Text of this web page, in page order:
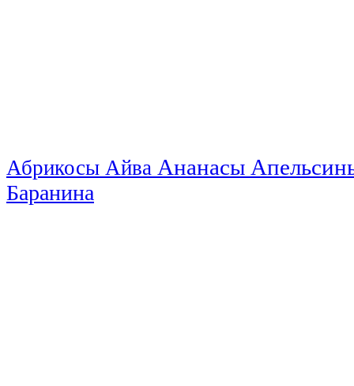
Абрикосы Айва Ананасы
Баранина